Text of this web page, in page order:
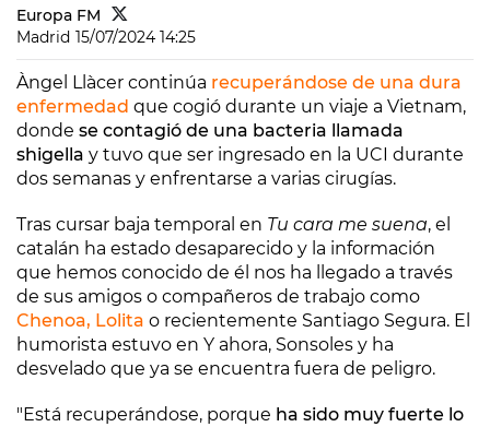
Europa FM
Madrid 15/07/2024 14:25
Àngel Llàcer continúa recuperándose de una dura
enfermedad que cogió durante un viaje a Vietnam,
donde se contagió de una bacteria llamada
shigella y tuvo que ser ingresado en la UCI durante
dos semanas y enfrentarse a varias cirugías.
Tras cursar baja temporal en Tu cara me suena, el
catalán ha estado desaparecido y la información
que hemos conocido de él nos ha llegado a través
de sus amigos o compañeros de trabajo como
Chenoa, Lolita o recientemente Santiago Segura. El
humorista estuvo en Y ahora, Sonsoles y ha
desvelado que ya se encuentra fuera de peligro.
"Está recuperándose, porque ha sido muy fuerte lo